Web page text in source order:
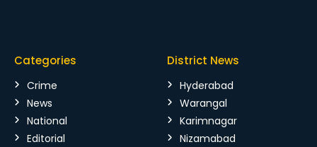
Categories
Crime
News
National
Editorial
District News
Hyderabad
Warangal
Karimnagar
Nizamabad